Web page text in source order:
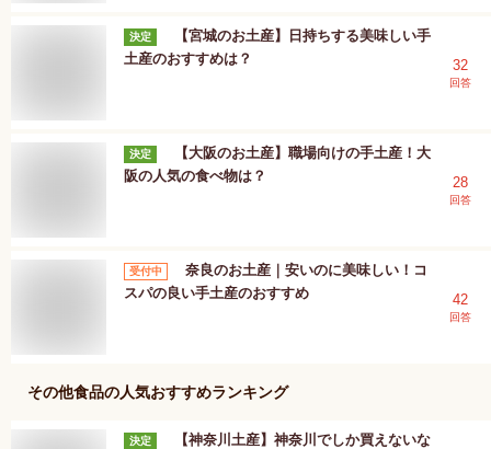
決定
【宮城のお土産】日持ちする美味しい手
土産のおすすめは？
32
回答
決定
【大阪のお土産】職場向けの手土産！大
阪の人気の食べ物は？
28
回答
受付中
奈良のお土産｜安いのに美味しい！コ
スパの良い手土産のおすすめ
42
回答
その他食品の人気おすすめランキング
決定
【神奈川土産】神奈川でしか買えないな